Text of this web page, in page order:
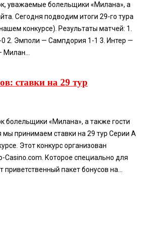
уважаемые болельщики «Милана», а
Сегодня подводим итоги 29-го тура
конкурсе). Результаты матчей: 1.
2. Эмполи — Сампдория 1-1 3. Интер —
ставки на 29 тур
болельщики «Милана», а также гости
мы принимаем ставки на 29 тур Серии А
Этот конкурс организован
Casino.com. Которое специально для
пакет бонусов на...